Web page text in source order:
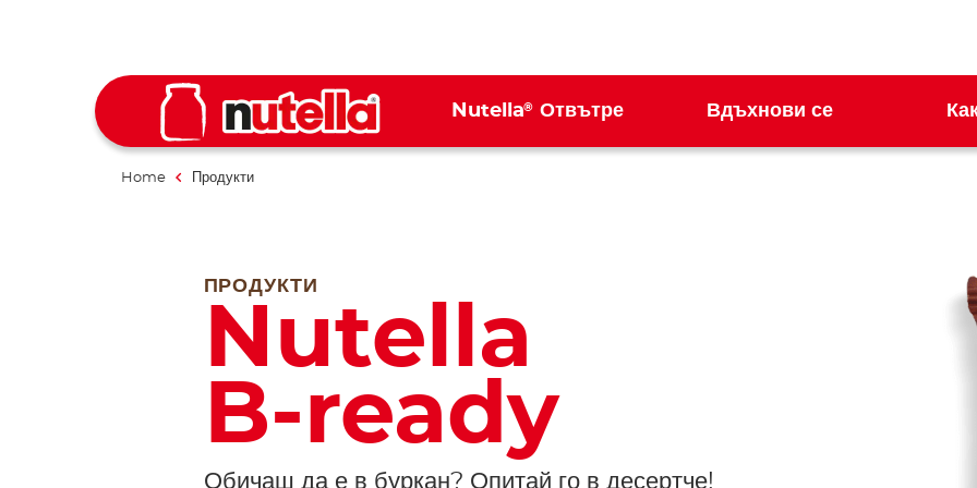
Nutella® Отвътре Вдъхнови се
Home Продукти
ПРОДУКТИ
Nutella
B-ready
Обичаш да е в буркан? Опитай го в десертче!